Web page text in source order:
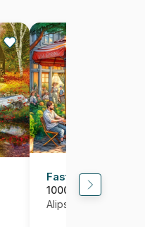
Fast and
1000 pièces
Alipson Puzzle